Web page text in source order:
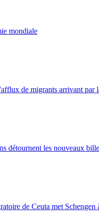
mondiale
de migrants arrivant par
détournent les nouveaux
de Ceuta met Schengen